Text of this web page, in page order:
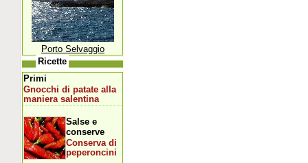
Porto Selvaggio
Ricette
Primi
Gnocchi di patate alla
maniera salentina
Salse e
conserve
Conserva di
peperoncini